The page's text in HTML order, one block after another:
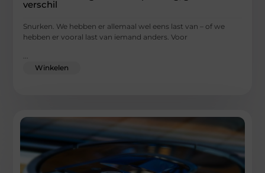
verschil
Snurken. We hebben er allemaal wel eens last van – of we
hebben er vooral last van iemand anders. Voor
Winkelen